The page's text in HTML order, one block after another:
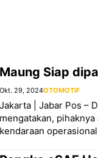
Maung Siap
Okt. 29, 2024OTOMOTIF
Jakarta | Jabar Pos –
mengatakan,
kendaraan